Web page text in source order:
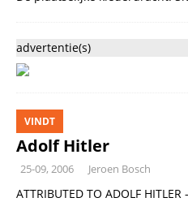
advertentie(s)
VINDT
Adolf Hitler
25-09, 2006 Jeroen Bosch
ATTRIBUTED TO ADOLF HITLER